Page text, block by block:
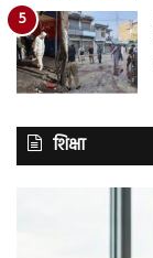
शिक्षा